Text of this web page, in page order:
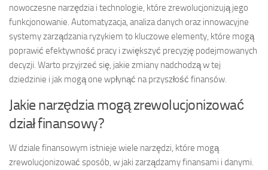
nowoczesne narzędzia i technologie, które zrewolucjonizują jego
funkcjonowanie. Automatyzacja, analiza danych oraz innowacyjne
systemy zarządzania ryzykiem to kluczowe elementy, które mogą
poprawić efektywność pracy i zwiększyć precyzję podejmowanych
decyzji. Warto przyjrzeć się, jakie zmiany nadchodzą w tej
dziedzinie i jak mogą one wpłynąć na przyszłość finansów.
Jakie narzędzia mogą zrewolucjonizować
dział finansowy?
W dziale finansowym istnieje wiele narzędzi, które mogą
zrewolucjonizować sposób, w jaki zarządzamy finansami i danymi.